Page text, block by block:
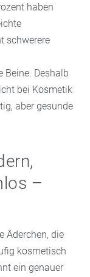
haben
schwerere
Beine. Deshalb
bei Kosmetik
aber gesunde
–
Äderchen, die
kosmetisch
ein genauer